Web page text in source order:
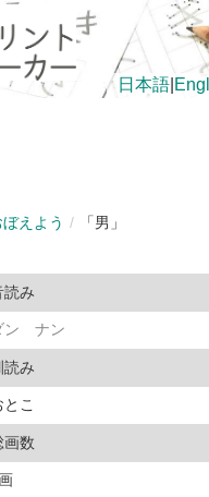
日本語
えよう 「男」
読み
ン ナン
読み
とこ
画数